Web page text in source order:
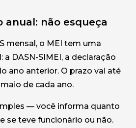
anual: não esqueça
mensal, o MEI tem uma
a DASN-SIMEI, a declaração
ano anterior. O prazo vai até
maio de cada ano.
— você informa quanto
se teve funcionário ou não.